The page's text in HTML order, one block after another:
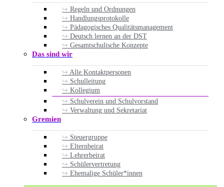
Regeln und Ordnungen
Handlungsprotokolle
Pädagogisches Qualitätsmanagement
Deutsch lernen an der DST
Gesamtschulische Konzepte
Das sind wir
Alle Kontaktpersonen
Schulleitung
Kollegium
Schulverein und Schulvorstand
Verwaltung und Sekretariat
Gremien
Steuergruppe
Elternbeirat
Lehrerbeirat
Schülervertretung
Ehemalige Schüler*innen